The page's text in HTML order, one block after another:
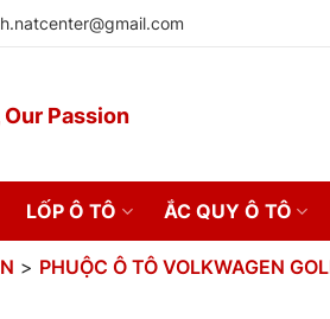
Our Passion
LỐP Ô TÔ ẮC QUY Ô TÔ
> PHUỘC Ô TÔ VOLKWAGEN